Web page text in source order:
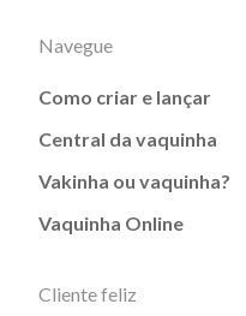
Navegue
Como criar e lançar
Central da vaquinha
Vakinha ou vaquinha?
Vaquinha Online
Cliente feliz